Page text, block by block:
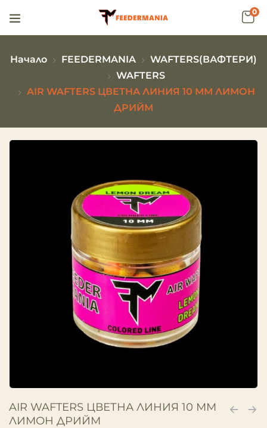
0
Начало FEEDERMANIA
WAFTERS(ВАФТЕРИ)
WAFTERS
AIR WAFTERS ЦВЕТНА ЛИНИЯ 10 ММ ЛИМОН
ДРИЙМ
AIR WAFTERS ЦВЕТНА ЛИНИЯ 10 ММ
ЛИМОН ДРИЙМ